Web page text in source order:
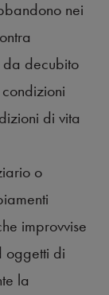
nei
decubito
di vita
o
improvvise
oggetti di
la